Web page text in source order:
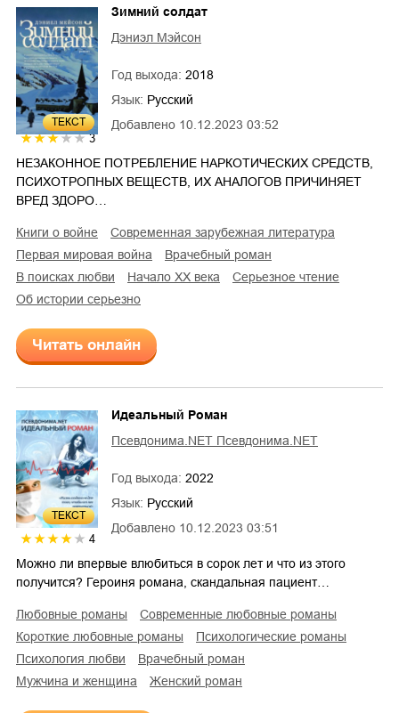
ТЕКСТ
3
Добавлено 10.12.2023 03:52
Зимний солдат
Дэниэл Мэйсон
Год выхода: 2018
Язык: Русский
НЕЗАКОННОЕ ПОТРЕБЛЕНИЕ НАРКОТИЧЕСКИХ СРЕДСТВ,
ПСИХОТРОПНЫХ ВЕЩЕСТВ, ИХ АНАЛОГОВ ПРИЧИНЯЕТ
ВРЕД ЗДОРО…
книги о войне
современная зарубежная литература
Первая мировая война
врачебный роман
в поисках любви
начало XX века
серьезное чтение
об истории серьезно
Читать онлайн
ТЕКСТ
4
Добавлено 10.12.2023 03:51
Идеальный Роман
Псевдонима.NET Псевдонима.NET
Год выхода: 2022
Язык: Русский
Можно ли впервые влюбиться в сорок лет и что из этого
получится? Героиня романа, скандальная пациент…
любовные романы
современные любовные романы
короткие любовные романы
психологические романы
психология любви
врачебный роман
мужчина и женщина
женский роман